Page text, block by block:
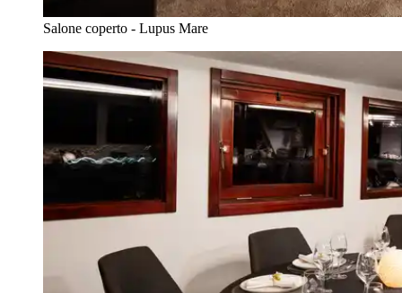
Salone coperto - Lupus Mare